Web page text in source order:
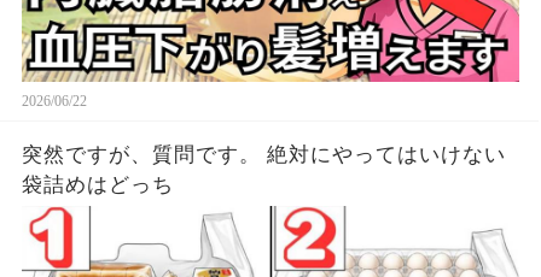
2026/06/22
突然ですが、質問です。 絶対にやってはいけない
袋詰めはどっち